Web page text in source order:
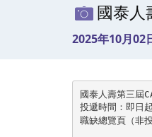
國泰人
2025年10月02
國泰人壽第三屆
投遞時間：即
職缺總覽頁（非